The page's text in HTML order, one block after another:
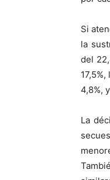
Si
la
del
4,8%,
La